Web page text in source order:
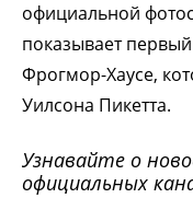
официальной
показывает
Фрогмор-Хаусе,
Уилсона Пикетта.
Узнавайте о
официальных